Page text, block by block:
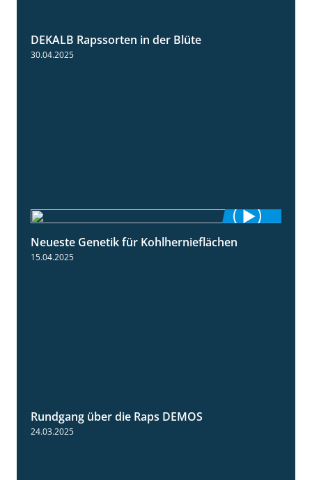
DEKALB Rapssorten in der Blüte
Neueste Genetik für Kohlhernieflächen
15.04.2025
Rundgang über die Raps DEMOS
24.03.2025